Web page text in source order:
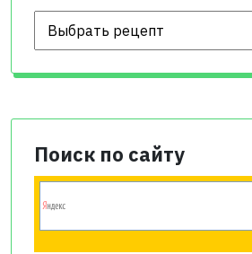
Поиск по сайту